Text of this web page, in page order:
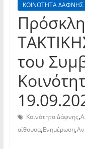
ΚΟΙΝΟΤΗΤΑ ΔΑΦΝΗΣ
του
Κοινότητα Δάφνης,
αίθουσα,Ενημέρωση,